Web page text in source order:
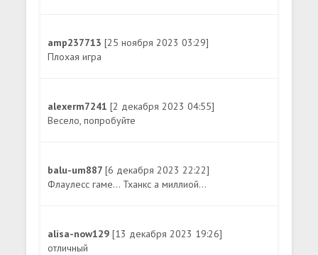
amp237713[25 ноября 2023 03:29]
Плохая игра
alexerm7241[2 декабря 2023 04:55]
Весело, попробуйте
balu-um887[6 декабря 2023 22:22]
Флаулесс гаме... Тханкс а миллиой...
alisa-now129[13 декабря 2023 19:26]
отличный